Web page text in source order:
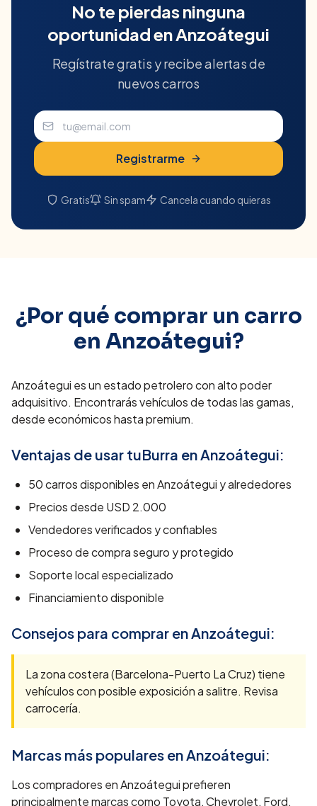
No te pierdas ninguna
oportunidad enAnzoátegui
Regístrate gratis y recibe alertas de
nuevos carros
Registrarme
Gratis Sin spam Cancela cuando quieras
¿Por qué comprar un carro
en Anzoátegui?
Anzoátegui es un estado petrolero con alto poder
adquisitivo. Encontrarás vehículos de todas las gamas,
desde económicos hasta premium.
Ventajas de usar tuBurra enAnzoátegui:
50carros disponibles enAnzoátegui y alrededores
Precios desde USD 2.000
Vendedores verificados y confiables
Proceso de compra seguro y protegido
Soporte local especializado
Financiamiento disponible
Consejos para comprar enAnzoátegui:
La zona costera (Barcelona-Puerto La Cruz) tiene
vehículos con posible exposición a salitre. Revisa
carrocería.
Marcas más populares enAnzoátegui:
Los compradores en Anzoátegui prefieren
principalmente marcas como Toyota, Chevrolet, Ford,